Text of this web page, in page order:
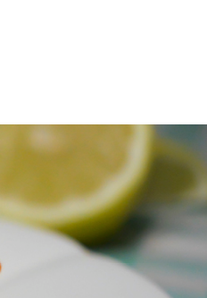
לְהַנְגָּשָׁת
אָתָרִים".
הַמְּסַיַּעַת
לִנְגִישׁוּת
תַּפְרִיט
הֵנְּגִישׁוּת